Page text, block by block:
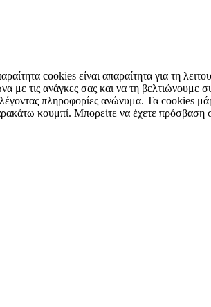
cookies είναι απαραίτητα για τη
τις ανάγκες σας και να τη βελτιώνουμε
πληροφορίες ανώνυμα. Τα cookies
κουμπί. Μπορείτε να έχετε πρόσβαση